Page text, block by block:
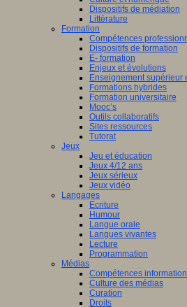
Dispositifs de médiation
Littérature
Formation
Compétences
Dispositifs de formation
E- formation
Enjeux et évolutions
Enseignement supérieur
Formations hybrides
Formation universitaire
Mooc’s
Outils collaboratifs
Sites ressources
Tutorat
Jeux
Jeu et éducation
Jeux 4/12 ans
Jeux sérieux
Jeux vidéo
Langages
Ecriture
Humour
Langue orale
Langues vivantes
Lecture
Programmation
Médias
Compétences
Culture des médias
Curation
Droits